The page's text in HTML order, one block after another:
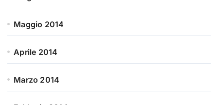
Maggio 2014
Aprile 2014
Marzo 2014